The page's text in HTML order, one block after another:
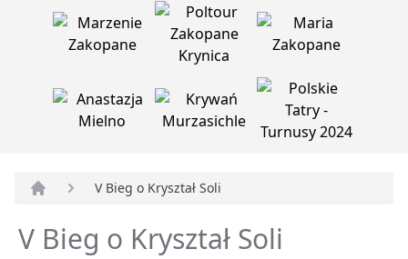
V Bieg o Kryształ Soli
V Bieg o Kryształ Soli